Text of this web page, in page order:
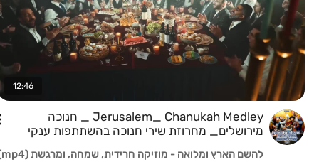
12:46
Jerusalem_ Chanukah Medley _ חנוכה
מירושלים_ מחרוזת שירי חנוכה בהשתתפות ענקי
להשם הארץ ומלואה - מוזיקה חרידית, שמחה, ומרגשת (mp4)